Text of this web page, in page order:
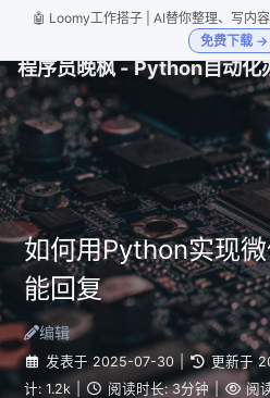
🤖 Loomy工作搭子 | AI替你整理、写内
免费下载 →
程序员晚枫 - Python自动化
如何用Python实现
能回复
编辑
发表于 2025-07-30 | 更新于
计: 1.2k 阅读时长: 3分钟 | 阅